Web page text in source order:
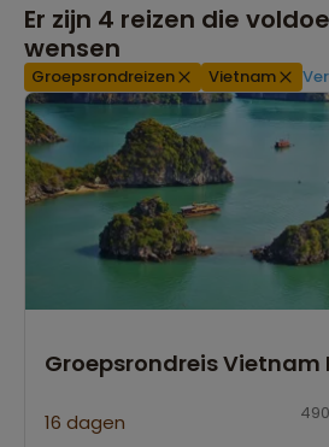
Er zijn 4 reizen die
wensen
Groepsrondreizen Vietnam
Groepsrondreis Vietnam
16 dagen